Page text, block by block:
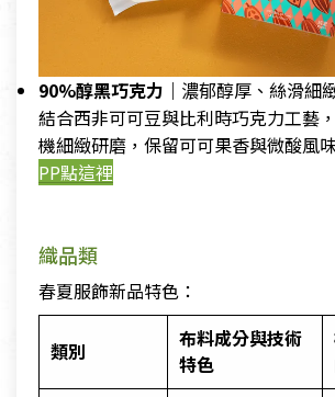
90%醇黑巧克力｜ 濃郁醇厚、絲滑細
結合西非可可豆與比利時巧克力工藝
機細緻研磨，保留可可果香與微酸風
PP點這裡
織品類
春夏服飾新品特色：
類別
布料成分與技術
特色